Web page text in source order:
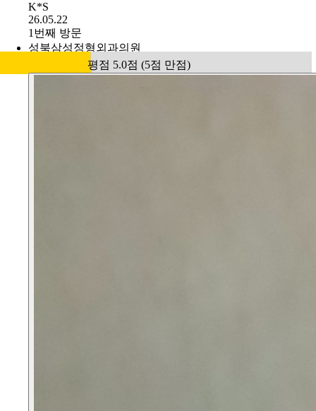
K*S
26.05.22
1번째 방문
성북삼성정형외과의원
평점 5.0점 (5점 만점)